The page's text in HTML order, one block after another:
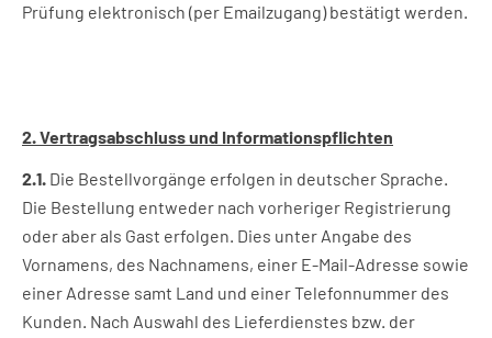
Prüfung elektronisch (per Emailzugang) bestätigt werden.
2. Vertragsabschluss und Informationspflichten
2.1. Die Bestellvorgänge erfolgen in deutscher Sprache.
Die Bestellung entweder nach vorheriger Registrierung
oder aber als Gast erfolgen. Dies unter Angabe des
Vornamens, des Nachnamens, einer E-Mail-Adresse sowie
einer Adresse samt Land und einer Telefonnummer des
Kunden. Nach Auswahl des Lieferdienstes bzw. der